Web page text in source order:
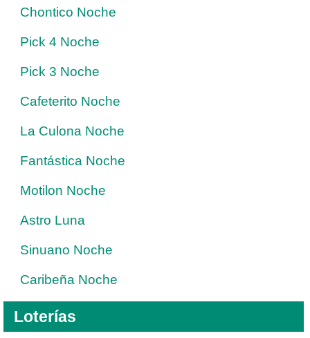
Chontico Noche
Pick 4 Noche
Pick 3 Noche
Cafeterito Noche
La Culona Noche
Fantástica Noche
Motilon Noche
Astro Luna
Sinuano Noche
Caribeña Noche
Loterías